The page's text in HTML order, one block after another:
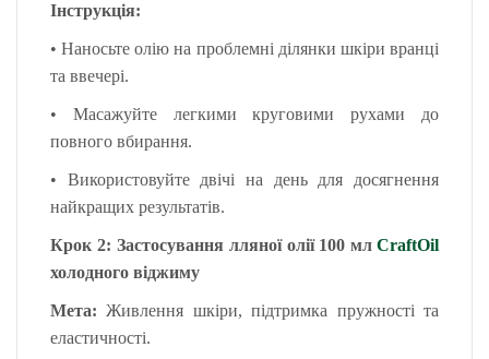
Інструкція:
• Наносьте олію на проблемні ділянки шкіри вранці
та ввечері.
•
Масажуйте легкими круговими рухами до
повного вбирання.
•
Використовуйте двічі на день для досягнення
найкращих результатів.
Крок 2: Застосування лляної олії 100 мл CraftOil
холодного віджиму
Мета: Живлення шкіри, підтримка пружності та
еластичності.